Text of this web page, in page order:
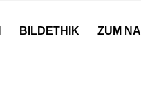
BILDETHIK ZUM